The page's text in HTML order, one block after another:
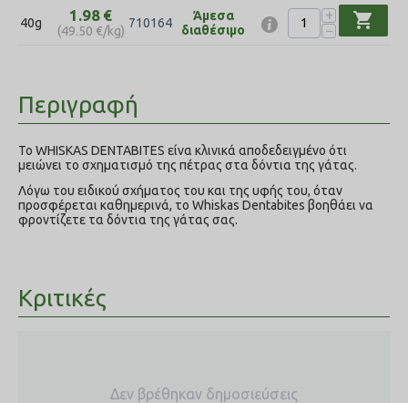
40g 1.98 €
(49.50 €/kg)
710164
Άμεσα
διαθέσιμο
+
−
shopping_cart
Περιγραφή
Το WHISKAS DENTABITES είνα κλινικά αποδεδειγμένο ότι
μειώνει το σχηματισμό της πέτρας στα δόντια της γάτας.
Λόγω του ειδικού σχήματος του και της υφής του, όταν
προσφέρεται καθημερινά, το Whiskas Dentabites βοηθάει να
φροντίζετε τα δόντια της γάτας σας.
Κριτικές
Δεν βρέθηκαν δημοσιεύσεις